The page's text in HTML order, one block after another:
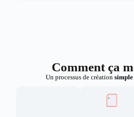
Comment ça
Un processus de création simple